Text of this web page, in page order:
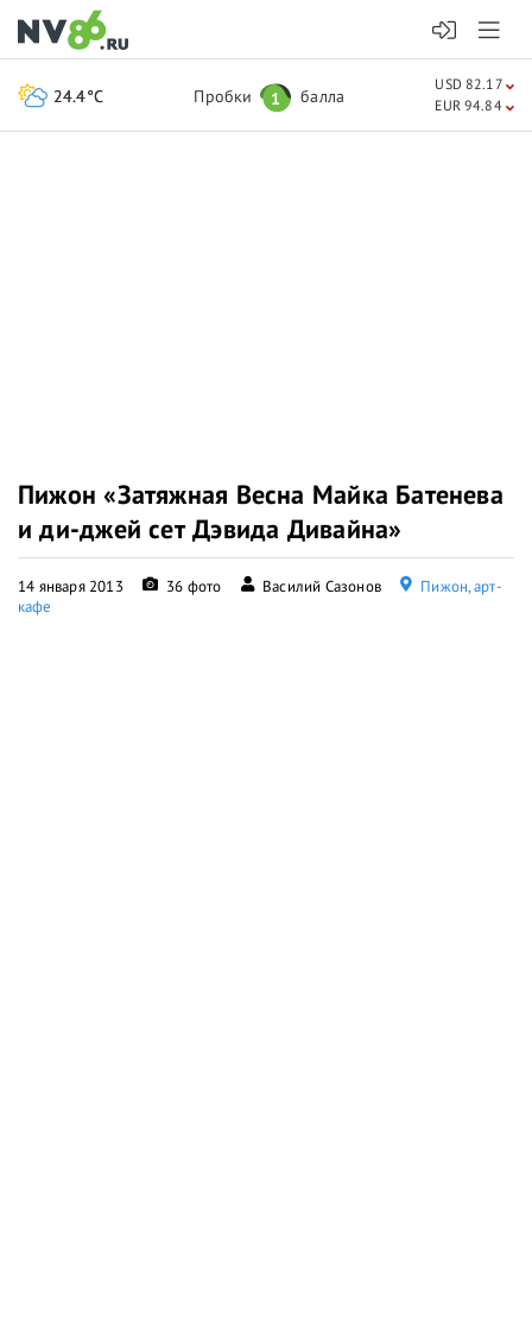
Пижон «Затяжная Весна Майка Батенева
и ди-джей сет Дэвида Дивайна»
14 января 2013 36 фото Василий Сазонов
Пижон, арт-
кафе
24.4°C Пробки 1 балла
USD 82.17
EUR 94.84